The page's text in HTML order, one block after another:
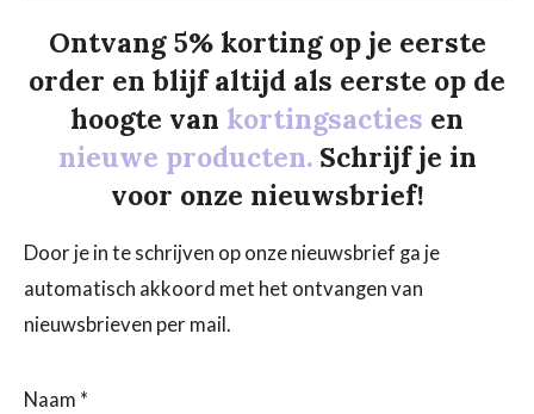
Ontvang 5% korting op je eerste
order en blijf altijd als eerste op de
hoogte van kortingsacties en
nieuwe producten. Schrijf je in
voor onze nieuwsbrief!
Door je in te schrijven op onze nieuwsbrief ga je
automatisch akkoord met het ontvangen van
nieuwsbrieven per mail.
Naam *